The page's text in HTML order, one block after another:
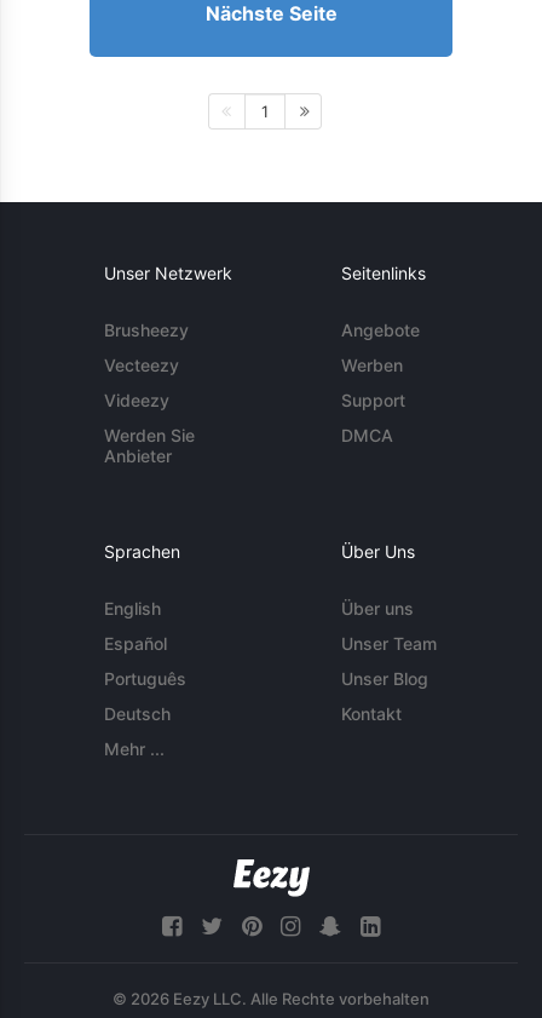
Nächste Seite
1
Unser Netzwerk
Brusheezy
Vecteezy
Videezy
Werden Sie
Anbieter
Seitenlinks
Angebote
Werben
Support
DMCA
Sprachen
English
Español
Português
Deutsch
Mehr ...
Über Uns
Über uns
Unser Team
Unser Blog
Kontakt
© 2026 Eezy LLC. Alle Rechte vorbehalten